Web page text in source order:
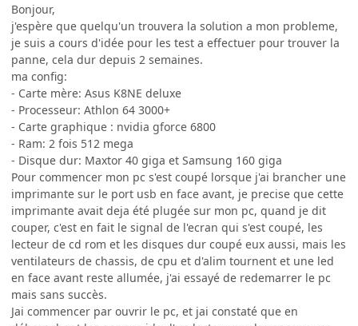
Bonjour,
j'espère que quelqu'un trouvera la solution a mon probleme,
je suis a cours d'idée pour les test a effectuer pour trouver la
panne, cela dur depuis 2 semaines.
ma config:
- Carte mère: Asus K8NE deluxe
- Processeur: Athlon 64 3000+
- Carte graphique : nvidia gforce 6800
- Ram: 2 fois 512 mega
- Disque dur: Maxtor 40 giga et Samsung 160 giga
Pour commencer mon pc s'est coupé lorsque j'ai brancher une
imprimante sur le port usb en face avant, je precise que cette
imprimante avait deja été plugée sur mon pc, quand je dit
couper, c'est en fait le signal de l'ecran qui s'est coupé, les
lecteur de cd rom et les disques dur coupé eux aussi, mais les
ventilateurs de chassis, de cpu et d'alim tournent et une led
en face avant reste allumée, j'ai essayé de redemarrer le pc
mais sans succès.
Jai commencer par ouvrir le pc, et jai constaté que en